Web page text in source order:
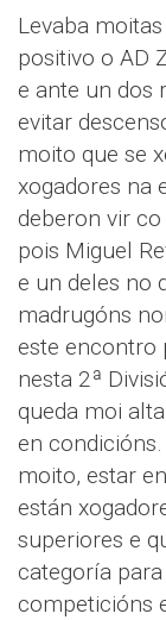
Levaba
positivo o AD
e ante un dos
evitar
moito que se
xogadores na
deberon vir
pois Miguel
e un deles no
madrugóns
este encontro
nesta 2ª
queda moi
en
moito, estar
están
superiores e
categoría
competicións